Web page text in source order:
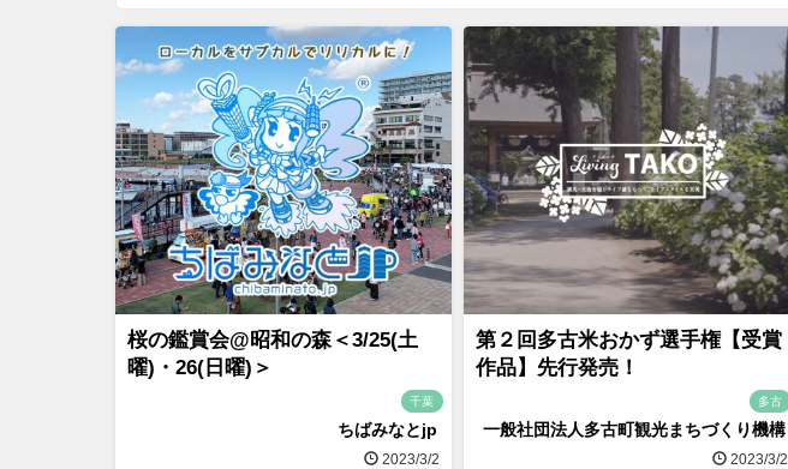
桜の鑑賞会@昭和の森＜3/25(土
曜)・26(日曜)＞
千葉
ちばみなとjp
2023/3/2
第２回多古米おかず選手権【受賞
作品】先行発売！
多古
一般社団法人多古町観光まちづくり機構
2023/3/2